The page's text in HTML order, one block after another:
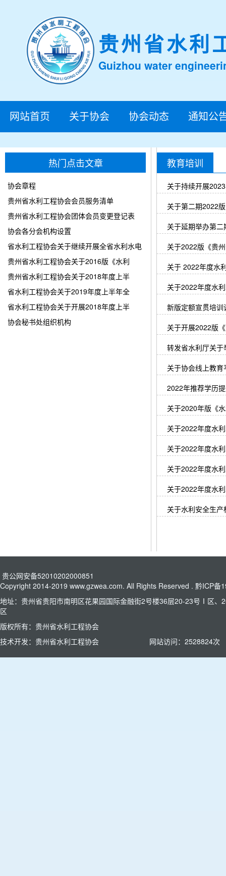
贵州省水利
Guizhou water
网站首页 关于协会 协会动态 通知公
热门点击文章
协会章程
贵州省水利工程协会会员服务清单
贵州省水利工程协会团体会员变更登记表
协会各分会机构设置
省水利工程协会关于继续开展全省水利水电
贵州省水利工程协会关于2016版《水利
贵州省水利工程协会关于2018年度上半
省水利工程协会关于2019年度上半年全
省水利工程协会关于开展2018年度上半
协会秘书处组织机构
教育培训
关于持续开展
关于第二期2022
关于延期举办第
关于2022版《贵
关于 2022年度水
关于2022年度水
新版定额宣贯培训
关于开展2022版
转发省水利厅关
关于协会线上教
2022年推荐学历
关于2020年版《
关于2022年度水
关于2022年度水
关于2022年度水
关于2022年度水
关于水利安全生
贵公网安备52010202000851
Copyright 2014-2019 www.gzwea.com. All Rights Reserved . 黔ICP备
地址：贵州省贵阳市南明区花果园国际金融街2号楼36层20-23号Ⅰ区
区
版权所有：贵州省水利工程协会
技术开发：贵州省水利工程协会
网站访问： 2528824次